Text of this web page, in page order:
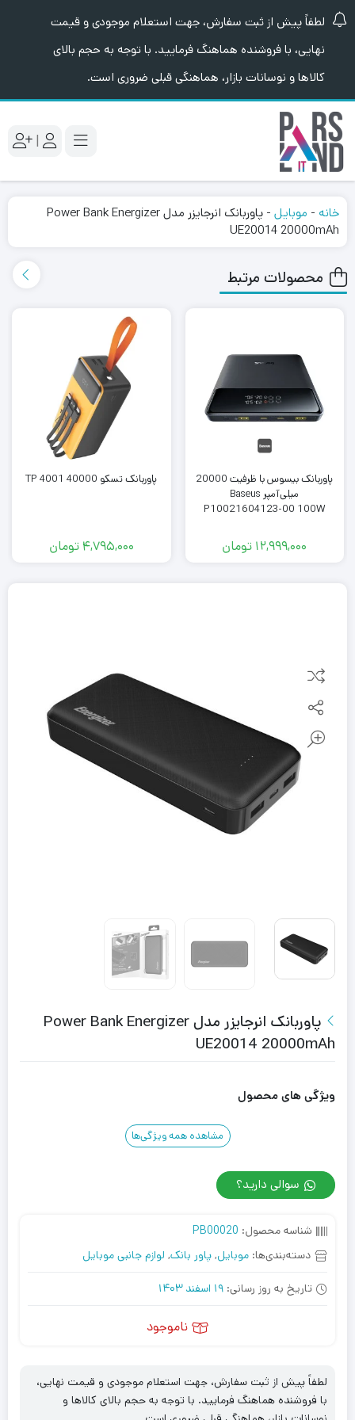
لطفاً پیش از ثبت سفارش، جهت استعلام موجودی و قیمت
نهایی، با فروشنده هماهنگ فرمایید. با توجه به حجم بالای
کالاها و نوسانات بازار، هماهنگی قبلی ضروری است.
|
خانه - موبایل -
پاوربانک انرجایزر مدل Power Bank Energizer
UE20014 20000mAh
محصولات مرتبط
پاوربانک بیسوس با ظرفیت 20000
میلی‌آمپر Baseus
P10021604123-00 100W
12,999,000 تومان
پاوربانک تسکو TP 4001 40000
4,795,000 تومان
پاوربانک انرجایزر مدل Power Bank Energizer
UE20014 20000mAh
ویژگی های محصول
مشاهده همه ویژگی‌ها
سوالی دارید؟
شناسه محصول: PB00020
دسته‌بندی‌ها: موبایل, پاور بانک, لوازم جانبی موبایل
تاریخ به روز رسانی: 19 اسفند 1403
ناموجود
لطفاً پیش از ثبت سفارش، جهت استعلام موجودی و قیمت نهایی،
با فروشنده هماهنگ فرمایید. با توجه به حجم بالای کالاها و